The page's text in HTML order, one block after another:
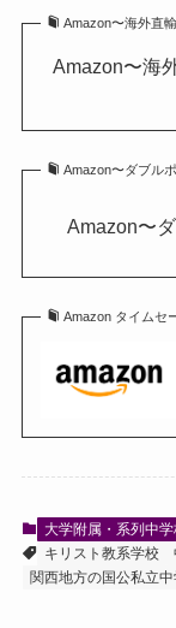
Amazon〜海外直
Amazon〜海
Amazon〜ダブル
Amazon〜
Amazon タイムセ
大学附属・系列中
キリスト教系学校
関西地方の国公私立